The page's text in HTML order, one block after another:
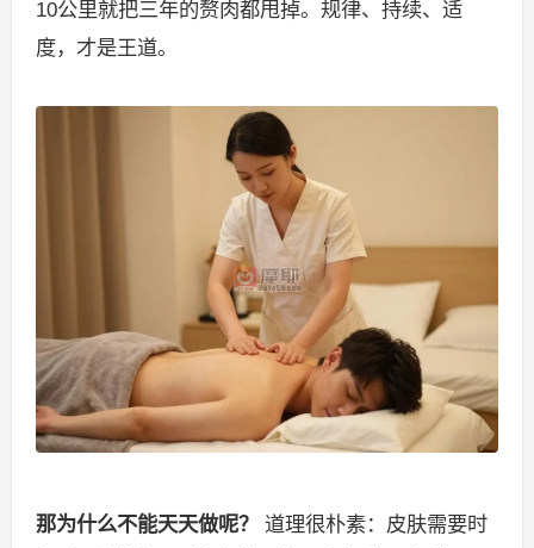
10公里就把三年的赘肉都甩掉。规律、持续、适
度，才是王道。
那为什么不能天天做呢？
道理很朴素：皮肤需要时